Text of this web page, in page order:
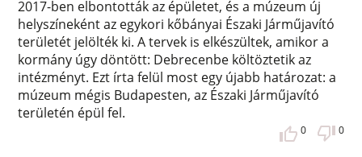
2017-ben elbontották az épületet, és a múzeum új
helyszíneként az egykori kőbányai Északi Járműjavító
területét jelölték ki. A tervek is elkészültek, amikor a
kormány úgy döntött: Debrecenbe költöztetik az
intézményt. Ezt írta felül most egy újabb határozat: a
múzeum mégis Budapesten, az Északi Járműjavító
területén épül fel.
0 0